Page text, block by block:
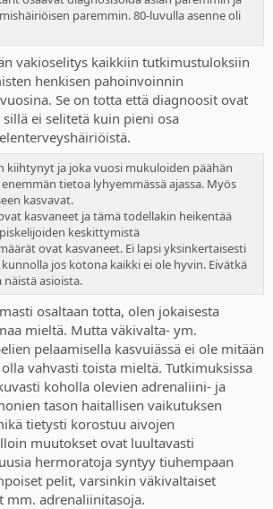
paremmin. 80-luvulla asenne oli
vakioselitys kaikkiin tutkimustuloksiin
henkisen pahoinvoinnin
Se on totta että diagnoosit ovat
ei selitetä kuin pieni osa
kiihtynyt ja joka vuosi mukuloiden päähän
tietoa lyhyemmässä ajassa. Myös
kasvavat.
kasvaneet ja tämä todellakin heikentää
keskittymistä
ovat kasvaneet. Ei lapsi yksinkertaisesti
jos kotona kaikki ei ole hyvin. Eivätkä
näistä asioista.
osaltaan totta, olen jokaisesta
mieltä. Mutta väkivalta- ym.
pelaamisella kasvuiässä ei ole mitään
vahvasti toista mieltä. Tutkimuksissa
koholla olevien adrenaliini- ja
tason haitallisen vaikutuksen
tietysti korostuu aivojen
muutokset ovat luultavasti
hermoratoja syntyy tiuhempaan
pelit, varsinkin väkivaltaiset
mm. adrenaliinitasoja.